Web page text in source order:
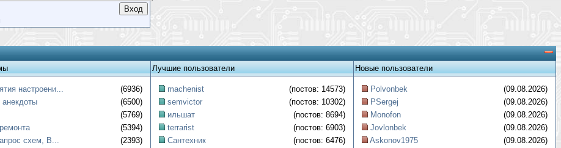
Лучшие пользователи Новые пользователи
настроени...
(6936)
(6500)
(5769)
(5394)
схем, B...
(2393)
machenist
(постов: 14573)
semvictor
(постов: 10302)
ильшат
(постов: 8694)
terrarist
(постов: 6903)
Сантехник
(постов: 6476)
Polvonbek
(09.08.2026)
PSergej
(09.08.2026)
Monofon
(09.08.2026)
Jovlonbek
(09.08.2026)
Askonov1975
(09.08.2026)